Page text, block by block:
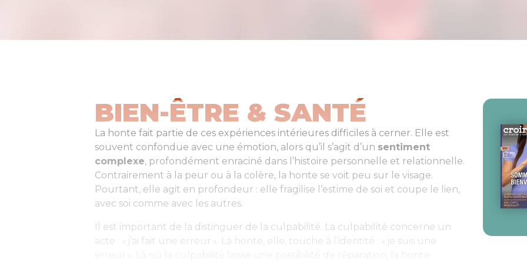
BIEN-ÊTRE & SANTÉ
La honte fait partie de ces expériences intérieures difficiles à cerner. Elle est
souvent confondue avec une émotion, alors qu’il s’agit d’un sentiment
complexe, profondément enraciné dans l’histoire personnelle et relationnelle.
Contrairement à la peur ou à la colère, la honte se voit peu sur le visage.
Pourtant, elle agit en profondeur : elle fragilise l’estime de soi et coupe le lien,
avec soi comme avec les autres.
Il est important de la distinguer de la culpabilité. La culpabilité concerne un
acte : « j’ai fait une erreur ». La honte, elle, touche à l’identité : « je suis une